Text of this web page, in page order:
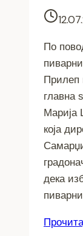
По
Прилеп
главна
Марија
која
дека